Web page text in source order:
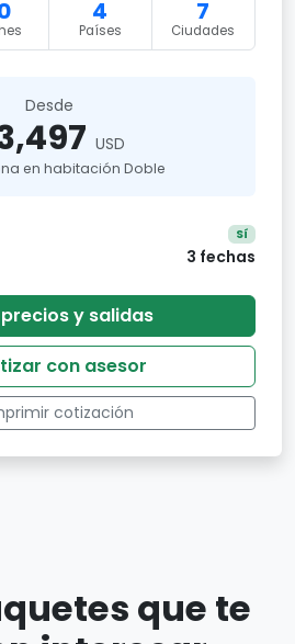
4
Países
7
Ciudades
Desde
USD
en habitación Doble
Sí
3 fechas
y salidas
con asesor
cotización
que te